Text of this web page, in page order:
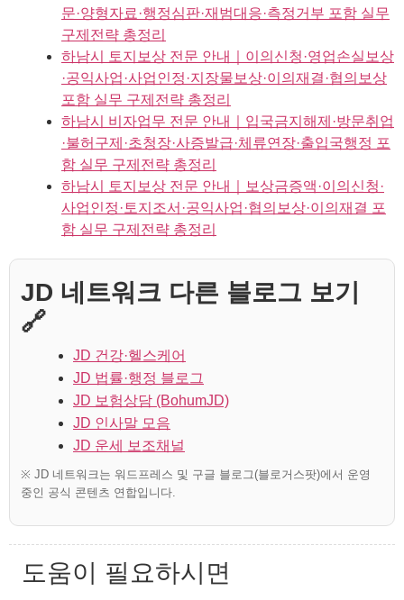
문·양형자료·행정심판·재범대응·측정거부 포함 실무
구제전략 총정리
하남시 토지보상 전문 안내｜이의신청·영업손실보상
·공익사업·사업인정·지장물보상·이의재결·협의보상
포함 실무 구제전략 총정리
하남시 비자업무 전문 안내｜입국금지해제·방문취업
·불허구제·초청장·사증발급·체류연장·출입국행정 포
함 실무 구제전략 총정리
하남시 토지보상 전문 안내｜보상금증액·이의신청·
사업인정·토지조서·공익사업·협의보상·이의재결 포
함 실무 구제전략 총정리
JD 네트워크 다른 블로그 보기
🔗
JD 건강·헬스케어
JD 법률·행정 블로그
JD 보험상담 (BohumJD)
JD 인사말 모음
JD 운세 보조채널
※ JD 네트워크는 워드프레스 및 구글 블로그(블로거스팟)에서 운영
중인 공식 콘텐츠 연합입니다.
도움이 필요하시면